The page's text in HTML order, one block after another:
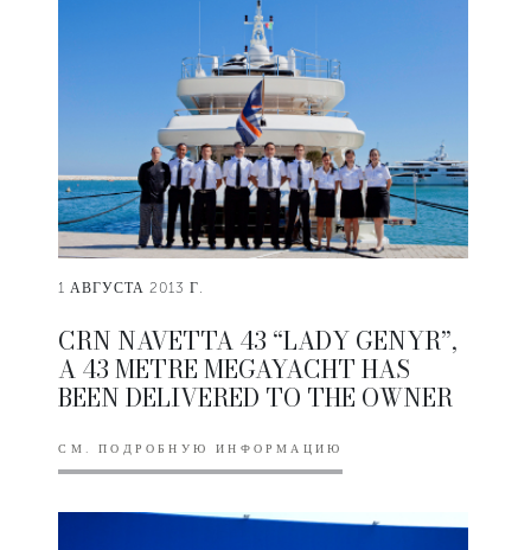
1 АВГУСТА 2013 Г.
CRN NAVETTA 43 “LADY GENYR”,
A 43 METRE MEGAYACHT HAS
BEEN DELIVERED TO THE OWNER
СМ. ПОДРОБНУЮ ИНФОРМАЦИЮ